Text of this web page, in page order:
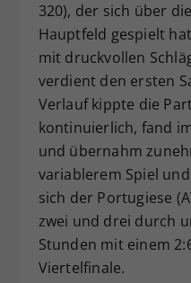
320), der sich über
Hauptfeld gespielt
mit druckvollen
verdient den ersten
Verlauf kippte die
kontinuierlich, fand
und übernahm
variablerem Spiel
sich der Portugiese
zwei und drei durch
Stunden mit einem
Viertelfinale.